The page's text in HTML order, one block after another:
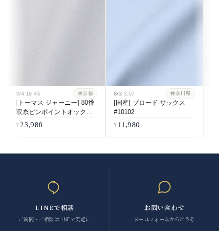
8/4 16:45 東京都
[トーマス ジャーニー] 80番
双糸ピンポイントオックス-
ホワイト #5547
23,980
8/3 3:07 神奈川県
[国産] ブロード-サックス
#10102
11,980
LINEで相談
ご質問・ご相談はLINEで気軽に
お問い合わせ
メールフォームからどうぞ